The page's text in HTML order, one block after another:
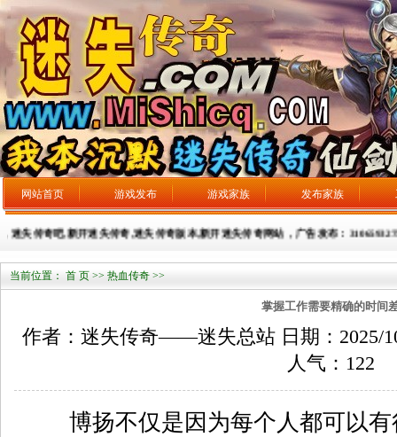
网站首页 游戏发布 游戏家族 发布家族
奇吧,新开迷失传奇,迷失传奇版本,新开迷失传奇网站，广告发布：3106593275
当前位置： 首 页 >> 热血传奇 >>
掌握工作需要精确的时间
作者：迷失传奇——迷失总站 日期：2025/
人气： 122
博扬不仅是因为每个人都可以有